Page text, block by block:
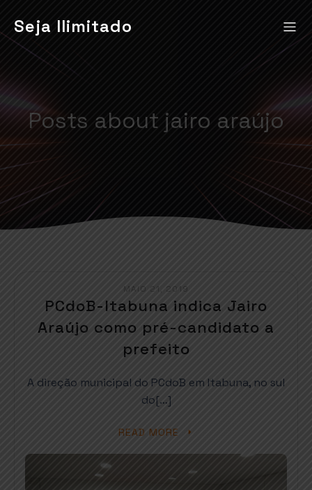
Seja Ilimitado
Posts about jairo araújo
MAIO 21, 2019
PCdoB-Itabuna indica Jairo
Araújo como pré-candidato a
prefeito
A direção municipal do PCdoB em Itabuna, no sul
do[…]
READ MORE